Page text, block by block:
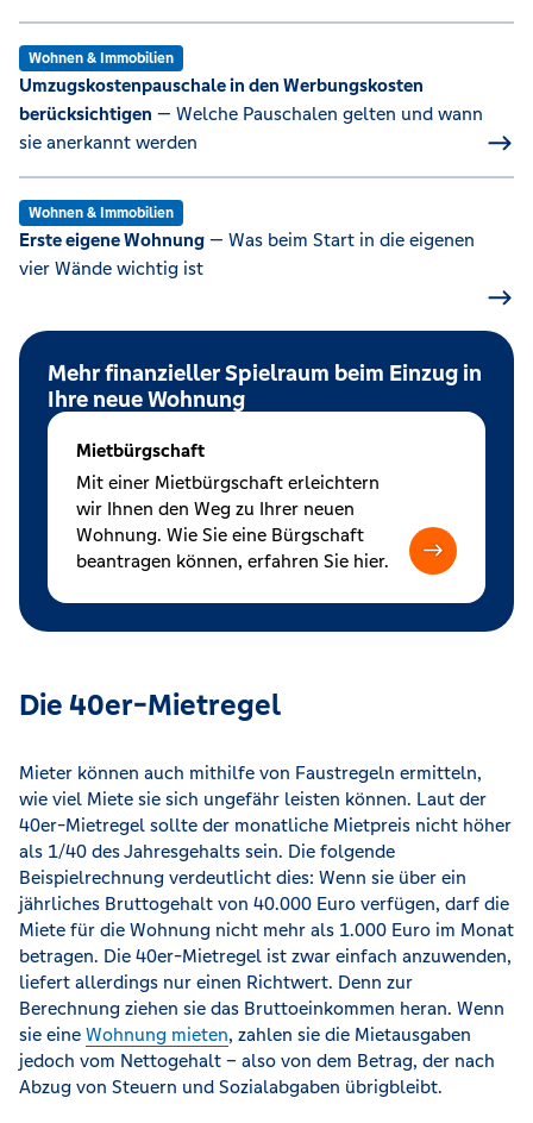
Wohnen & Immobilien
Umzugskostenpauschale in den Werbungskosten
berücksichtigen — Welche Pauschalen gelten und wann
sie anerkannt werden
Wohnen & Immobilien
Erste eigene Wohnung — Was beim Start in die eigenen
vier Wände wichtig ist
Mehr finanzieller Spielraum beim Einzug in
Ihre neue Wohnung
Mietbürgschaft
Mit einer Mietbürgschaft erleichtern
wir Ihnen den Weg zu Ihrer neuen
Wohnung. Wie Sie eine Bürgschaft
beantragen können, erfahren Sie hier.
Die 40er-Mietregel
Mieter können auch mithilfe von Faustregeln ermitteln,
wie viel Miete sie sich ungefähr leisten können. Laut der
40er-Mietregel sollte der monatliche Mietpreis nicht höher
als 1/40 des Jahresgehalts sein. Die folgende
Beispielrechnung verdeutlicht dies: Wenn sie über ein
jährliches Bruttogehalt von 40.000 Euro verfügen, darf die
Miete für die Wohnung nicht mehr als 1.000 Euro im Monat
betragen. Die 40er-Mietregel ist zwar einfach anzuwenden,
liefert allerdings nur einen Richtwert. Denn zur
Berechnung ziehen sie das Bruttoeinkommen heran. Wenn
sie eine Wohnung mieten, zahlen sie die Mietausgaben
jedoch vom Nettogehalt – also von dem Betrag, der nach
Abzug von Steuern und Sozialabgaben übrigbleibt.